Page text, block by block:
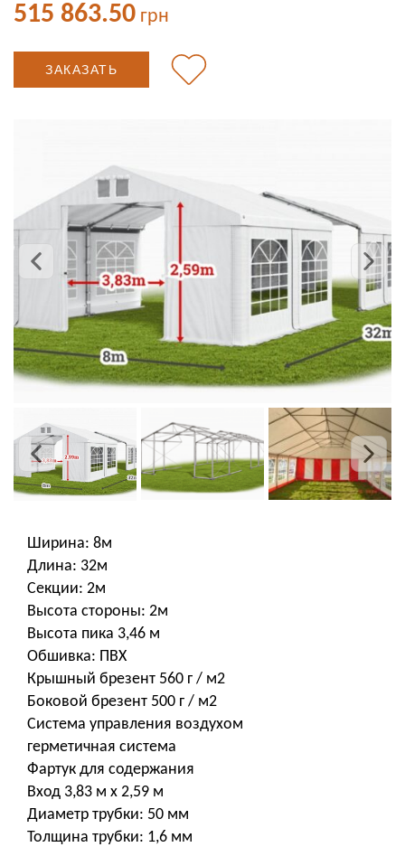
515 863.50 грн
ЗАКАЗАТЬ
Ширина: 8м
Длина: 32м
Секции: 2м
Высота стороны: 2м
Высота пика 3,46 м
Обшивка: ПВХ
Крышный брезент 560 г / м2
Боковой брезент 500 г / м2
Система управления воздухом
герметичная система
Фартук для содержания
Вход 3,83 м x 2,59 м
Диаметр трубки: 50 мм
Толщина трубки: 1,6 мм